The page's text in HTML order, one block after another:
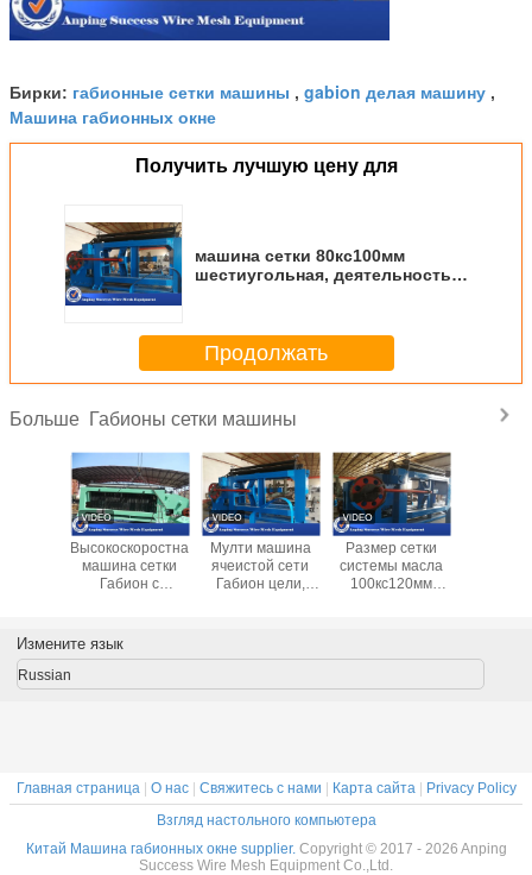
Бирки: габионные сетки машины , gabion делая машину ,
Машина габионных окне
Получить лучшую цену для
машина сетки 80кс100мм
шестиугольная, деятельность
Продолжать
Больше Габионы сетки машины
Высокоскоростная
машина сетки
Габион с
управления ПЛК/
гидравлическим
Мулти машина
ячеистой сети
Габион цели,
Габион
Размер сетки
системы масла
100кс120мм
автоматический
Измените язык
Russian
Главная страница| О нас| Свяжитесь с нами Карта сайта|
Privacy Policy
Взгляд настольного компьютера
Китай Машина габионных окне supplier. Copyright © 2017 - 2026 Anping
Success Wire Mesh Equipment Co.,Ltd.